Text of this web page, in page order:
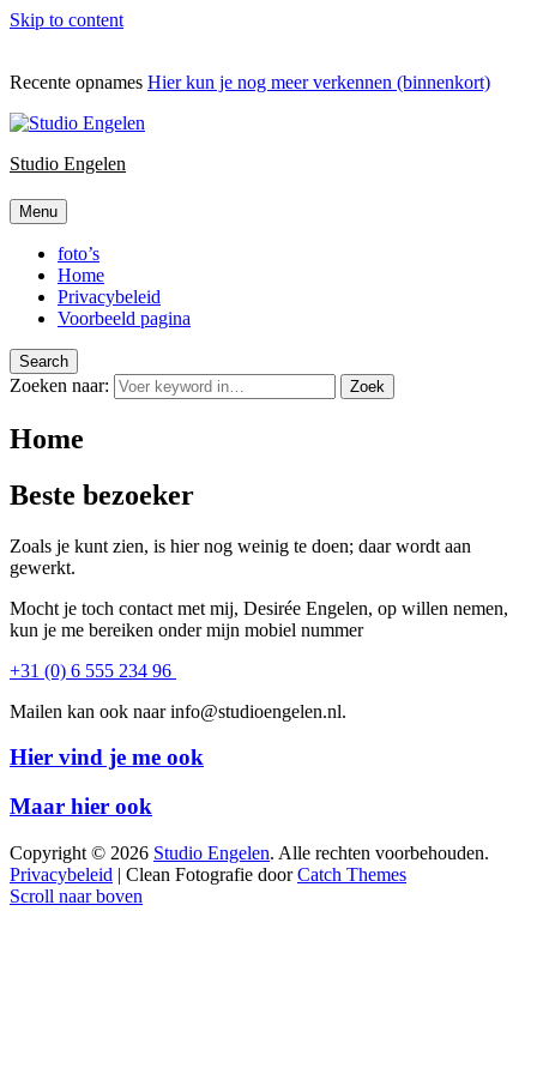
Skip to content
Recente opnames Hier kun je nog meer verkennen (binnenkort)
Studio Engelen
Menu
foto’s
Home
Privacybeleid
Voorbeeld pagina
Search
Zoeken naar: Zoek
Home
Beste bezoeker
Zoals je kunt zien, is hier nog weinig te doen; daar wordt aan
gewerkt.
Mocht je toch contact met mij, Desirée Engelen, op willen nemen,
kun je me bereiken onder mijn mobiel nummer
+31 (0) 6 555 234 96
Mailen kan ook naar info@studioengelen.nl.
Hier vind je me ook
Maar hier ook
Copyright © 2026 Studio Engelen. Alle rechten voorbehouden.
Privacybeleid | Clean Fotografie doorCatch Themes
Scroll naar boven